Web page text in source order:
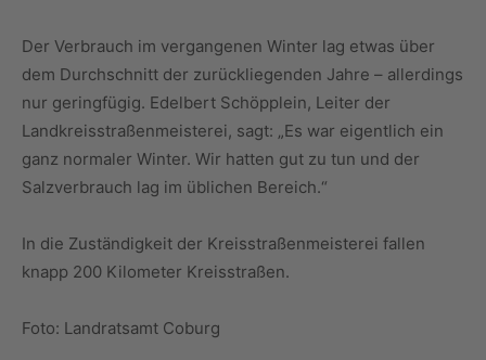
Der Verbrauch im vergangenen Winter lag etwas über
dem Durchschnitt der zurückliegenden Jahre – allerdings
nur geringfügig. Edelbert Schöpplein, Leiter der
Landkreisstraßenmeisterei, sagt: „Es war eigentlich ein
ganz normaler Winter. Wir hatten gut zu tun und der
Salzverbrauch lag im üblichen Bereich.“
In die Zuständigkeit der Kreisstraßenmeisterei fallen
knapp 200 Kilometer Kreisstraßen.
Foto: Landratsamt Coburg